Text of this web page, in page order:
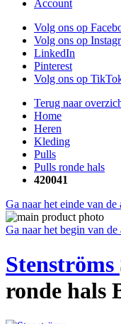
Account
Volg ons op
Volg ons op
LinkedIn
Pinterest
Volg ons op
Terug naar
Home
Heren
Kleding
Pulls
Pulls ronde hals
420041
Ga naar het einde van
Ga naar het begin van
Stenströms
ronde hals